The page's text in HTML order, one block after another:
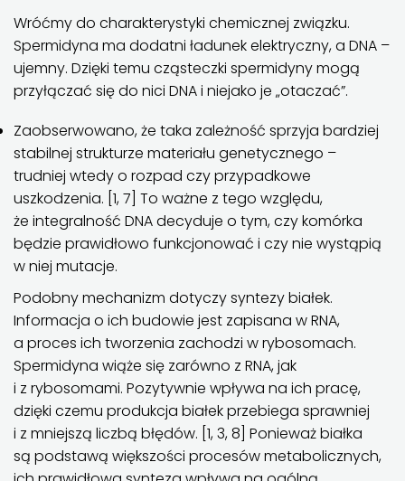
Wróćmy do charakterystyki chemicznej związku.
Spermidyna ma dodatni ładunek elektryczny, a DNA –
ujemny. Dzięki temu cząsteczki spermidyny mogą
przyłączać się do nici DNA i niejako je „otaczać”.
Zaobserwowano, że taka zależność sprzyja bardziej
stabilnej strukturze materiału genetycznego –
trudniej wtedy o rozpad czy przypadkowe
uszkodzenia. [1, 7] To ważne z tego względu,
że integralność DNA decyduje o tym, czy komórka
będzie prawidłowo funkcjonować i czy nie wystąpią
w niej mutacje.
Podobny mechanizm dotyczy syntezy białek.
Informacja o ich budowie jest zapisana w RNA,
a proces ich tworzenia zachodzi w rybosomach.
Spermidyna wiąże się zarówno z RNA, jak
i z rybosomami. Pozytywnie wpływa na ich pracę,
dzięki czemu produkcja białek przebiega sprawniej
i z mniejszą liczbą błędów. [1, 3, 8] Ponieważ białka
są podstawą większości procesów metabolicznych,